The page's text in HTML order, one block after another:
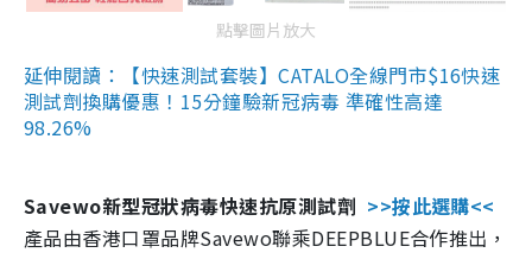
點擊圖片放大
延伸閱讀：【快速測試套裝】CATALO全線門市$16快速
測試劑換購優惠！15分鐘驗新冠病毒 準確性高達
98.26%
Savewo新型冠狀病毒快速抗原測試劑 >>按此選購<<
產品由香港口罩品牌Savewo聯乘DEEPBLUE合作推出，